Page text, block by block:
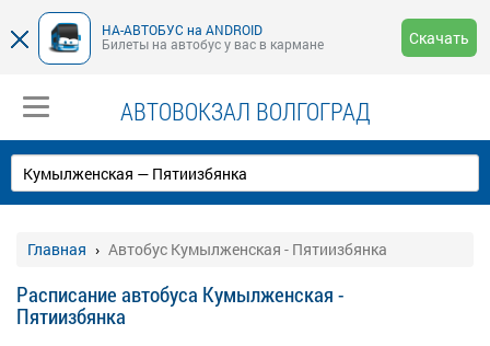
НА-АВТОБУС на ANDROID
Билеты на автобус у вас в кармане
Скачать
АВТОВОКЗАЛ ВОЛГОГРАД
Главная Автобус Кумылженская - Пятиизбянка
Расписание автобуса Кумылженская -
Пятиизбянка